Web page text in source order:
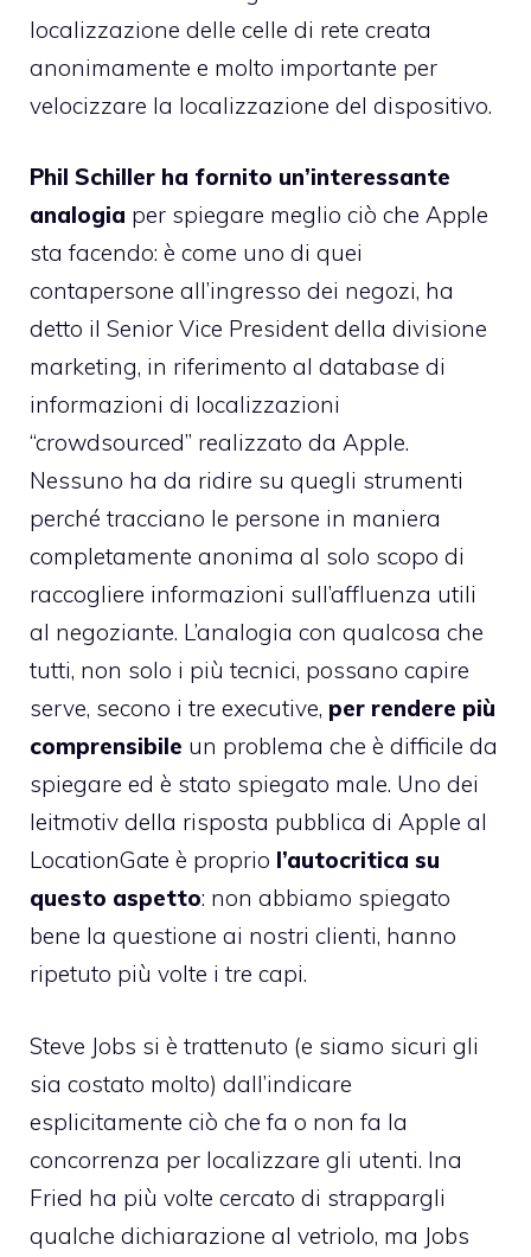
localizzazione delle celle di rete creata
anonimamente e molto importante per
velocizzare la localizzazione del dispositivo.
Phil Schiller ha fornito un’interessante
analogia per spiegare meglio ciò che Apple
sta facendo: è come uno di quei
contapersone all’ingresso dei negozi, ha
detto il Senior Vice President della divisione
marketing, in riferimento al database di
informazioni di localizzazioni
“crowdsourced” realizzato da Apple.
Nessuno ha da ridire su quegli strumenti
perché tracciano le persone in maniera
completamente anonima al solo scopo di
raccogliere informazioni sull’affluenza utili
al negoziante. L’analogia con qualcosa che
tutti, non solo i più tecnici, possano capire
serve, secono i tre executive, per rendere più
comprensibile un problema che è difficile da
spiegare ed è stato spiegato male. Uno dei
leitmotiv della risposta pubblica di Apple al
LocationGate è proprio l’autocritica su
questo aspetto: non abbiamo spiegato
bene la questione ai nostri clienti, hanno
ripetuto più volte i tre capi.
Steve Jobs si è trattenuto (e siamo sicuri gli
sia costato molto) dall’indicare
esplicitamente ciò che fa o non fa la
concorrenza per localizzare gli utenti. Ina
Fried ha più volte cercato di strappargli
qualche dichiarazione al vetriolo, ma Jobs